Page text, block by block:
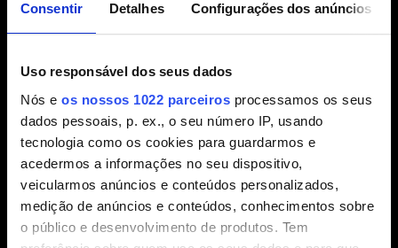
Consentir Detalhes Configurações dos anúncios
Uso responsável dos seus dados
Nós e os nossos 1022 parceiros processamos os seus
dados pessoais, p. ex., o seu número IP, usando
tecnologia como os cookies para guardarmos e
acedermos a informações no seu dispositivo,
veicularmos anúncios e conteúdos personalizados,
medição de anúncios e conteúdos, conhecimentos sobre
o público e desenvolvimento de produtos. Tem
Criado há 7 anos Atualizado há 4 anos
profunda possível, e é por isso que você terá que seguir a
sua jornada com as consequências das suas escolhas.
Mas não tema: você poderá voltar a qualquer capítulo
após concluir o jogo!
Carregar jogo -> selecione um jogo salvo -> VOLTAR
PARA... -> escolha um capítulo para o qual deseja
retornar.